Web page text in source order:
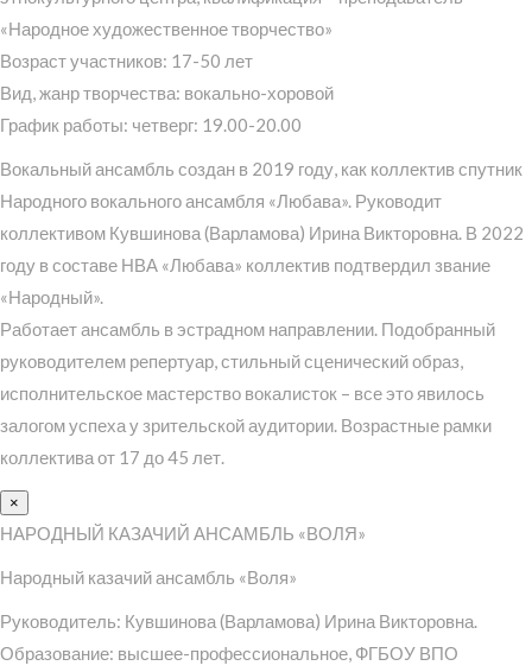
«Народное художественное творчество»
Возраст участников: 17-50 лет
Вид, жанр творчества: вокально-хоровой
График работы: четверг: 19.00-20.00
Вокальный ансамбль создан в 2019 году, как коллектив спутник
Народного вокального ансамбля «Любава». Руководит
коллективом Кувшинова (Варламова) Ирина Викторовна. В 2022
году в составе НВА «Любава» коллектив подтвердил звание
«Народный».
Работает ансамбль в эстрадном направлении. Подобранный
руководителем репертуар, стильный сценический образ,
исполнительское мастерство вокалисток – все это явилось
залогом успеха у зрительской аудитории. Возрастные рамки
коллектива от 17 до 45 лет.
×
НАРОДНЫЙ КАЗАЧИЙ АНСАМБЛЬ «ВОЛЯ»
Народный казачий ансамбль «Воля»
Руководитель: Кувшинова (Варламова) Ирина Викторовна.
Образование: высшее-профессиональное, ФГБОУ ВПО